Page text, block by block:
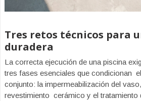
Tres retos técnicos para
duradera
La correcta ejecución de una piscina
tres fases esenciales que condicionan
conjunto: la impermeabilización del
revestimiento cerámico y el tratamiento